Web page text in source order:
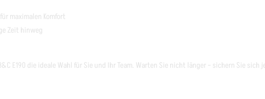
maximalen Komfort
Zeit hinweg
die ideale Wahl für Sie und Ihr Team. Warten Sie nicht länger – sichern Sie